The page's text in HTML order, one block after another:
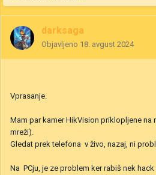
darksaga
Objavljeno 18. avgust 2024
Vprasanje.
Mam par kamer HikVision priklopljene na
mreži).
Gledat prek telefona v živo, nazaj, ni
Na PCju, je ze problem ker rabiš nek